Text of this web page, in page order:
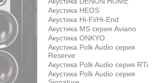
Акустика HEOS
Акустика Hi-Fi/Hi-End
Акустика MS серия Aviano
Акустика ONKYO
Акустика Polk Audio серия
Reserve
Акустика Polk Audio серия RTi
Акустика Polk Audio серия